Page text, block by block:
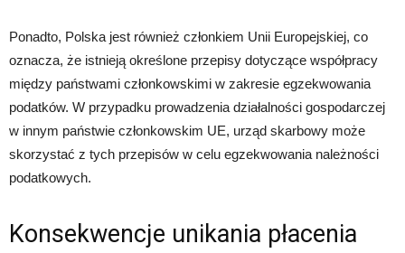
Ponadto, Polska jest również członkiem Unii Europejskiej, co
oznacza, że istnieją określone przepisy dotyczące współpracy
między państwami członkowskimi w zakresie egzekwowania
podatków. W przypadku prowadzenia działalności gospodarczej
w innym państwie członkowskim UE, urząd skarbowy może
skorzystać z tych przepisów w celu egzekwowania należności
podatkowych.
Konsekwencje unikania płacenia